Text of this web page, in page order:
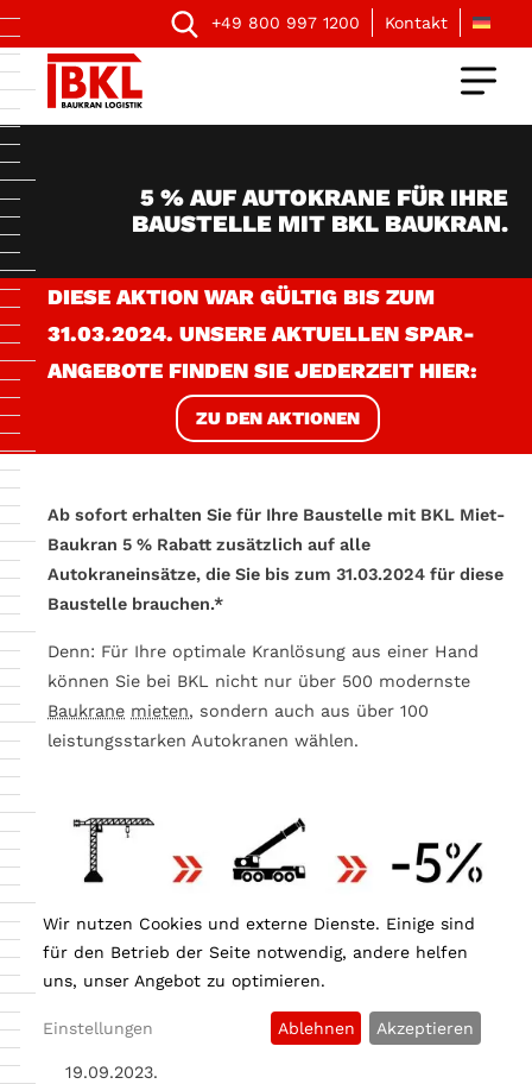
+49 800 997 1200 Kontakt
5 % AUF AUTOKRANE FÜR IHRE
BAUSTELLE MIT BKL BAUKRAN.
DIESE AKTION WAR GÜLTIG BIS ZUM
31.03.2024. UNSERE AKTUELLEN SPAR-
ANGEBOTE FINDEN SIE JEDERZEIT HIER:
ZU DEN AKTIONEN
Ab sofort erhalten Sie für Ihre Baustelle mit BKL Miet-
Baukran 5 % Rabatt zusätzlich auf alle
Autokraneinsätze, die Sie bis zum 31.03.2024 für diese
Baustelle brauchen.*
Denn: Für Ihre optimale Kranlösung aus einer Hand
können Sie bei BKL nicht nur über 500 modernste
Baukrane mieten, sondern auch aus über 100
leistungsstarken Autokranen wählen.
SO FUNKTIONIERT´S:
Baukran:
Baukran für Ihre Baustelle mieten. Das Angebot gilt
bei Anmietung eines BKL Baukrans ab dem
19.09.2023.
Wir nutzen Cookies und externe Dienste. Einige sind
für den Betrieb der Seite notwendig, andere helfen
uns, unser Angebot zu optimieren.
Einstellungen Ablehnen Akzeptieren